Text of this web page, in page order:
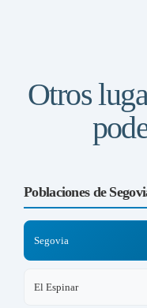
Otros
Poblaciones de
Segovia
El Espinar